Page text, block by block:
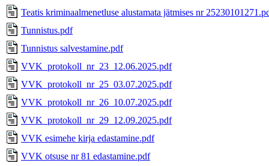
Teatis kriminaalmenetluse alustamata jätmises nr
Tunnistus.pdf
Tunnistus salvestamine.pdf
VVK_protokoll_nr_23_12.06.2025.pdf
VVK_protokoll_nr_25_03.07.2025.pdf
VVK_protokoll_nr_26_10.07.2025.pdf
VVK_protokoll_nr_29_12.09.2025.pdf
VVK esimehe kirja edastamine.pdf
VVK otsuse nr 81 edastamine.pdf